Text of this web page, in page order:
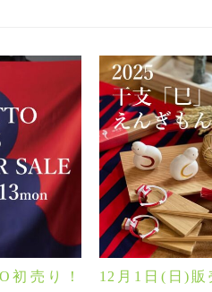
初売り！
12月1日(日)販